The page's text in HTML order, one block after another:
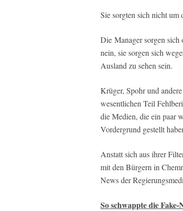
Sie sorgten sich nicht
Die Manager sorgen
nein, sie sorgen sich
Ausland zu sehen sein.
Krüger, Spohr und
wesentlichen Teil
die Medien, die ein paar
Vordergrund gestellt
Anstatt sich aus ihrer
mit den Bürgern in
News der
So schwappte die